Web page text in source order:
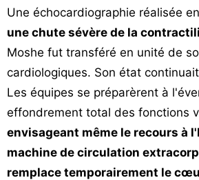
Une échocardiographie réalisée
une chute sévère de la
Moshe fut transféré en unité de
cardiologiques. Son état
Les équipes se préparèrent à
effondrement total des fonctions
envisageant même le recours à
machine de circulation
remplace temporairement le